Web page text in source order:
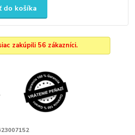
do košíka
zakúpili 56 zákazníci.